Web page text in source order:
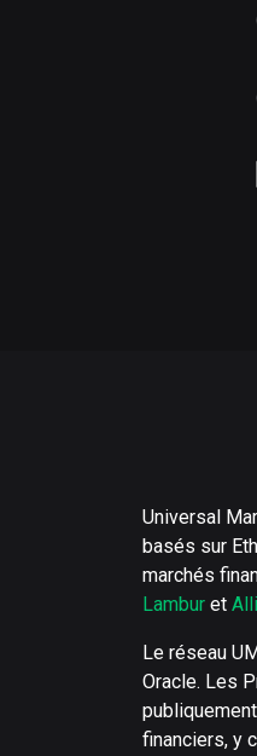
Universal
basés sur
marchés
Lambur et
Le réseau
Oracle. Les
financiers, y